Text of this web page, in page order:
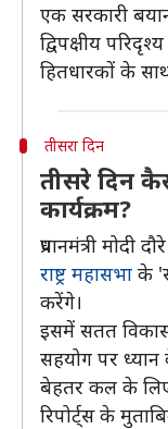
एक सरकारी
द्विपक्षीय
हितधारकों के
तीसरा दिन
तीसरे दिन
कार्यक्रम?
प्रधानमंत्री
राष्ट्र महासभा के
करेंगे।
इसमें सतत
सहयोग पर ध्यान
बेहतर कल के लिए
रिपोर्ट्स के